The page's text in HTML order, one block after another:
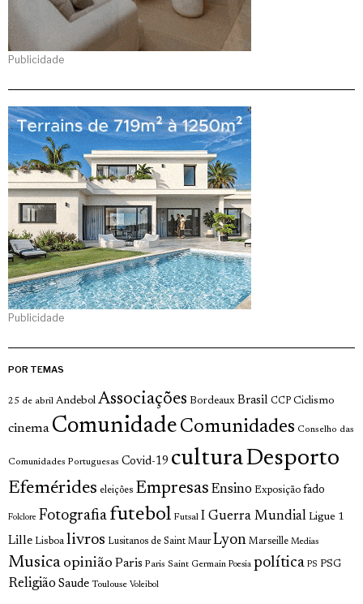
Publicidade
Publicidade
POR TEMAS
25 de abril Andebol Associações Bordeaux Brasil CCP Ciclismo
cinema Comunidade Comunidades Conselho das
Comunidades Portuguesas Covid-19 culturaDesporto
Efemérides eleições Empresas Ensino Exposição fado
Folclore Fotografia futebol Futsal I Guerra Mundial Ligue 1
Lille Lisboa livros Lusitanos de Saint Maur Lyon Marseille Medias
Musica opinião Paris Paris Saint Germain Poesia política PS PSG
Religião Saude Toulouse Voleibol